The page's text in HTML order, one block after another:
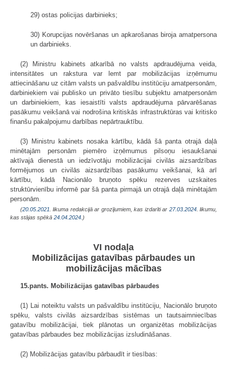
29) ostas policijas darbinieks;
30) Korupcijas novēršanas un apkarošanas biroja amatpersona
un darbinieks.
(2) Ministru kabinets atkarībā no valsts apdraudējuma veida,
intensitātes un rakstura var lemt par mobilizācijas izņēmumu
attiecināšanu uz citām valsts un pašvaldību institūciju amatpersonām,
darbiniekiem vai publisko un privāto tiesību subjektu amatpersonām
un darbiniekiem, kas iesaistīti valsts apdraudējuma pārvarēšanas
pasākumu veikšanā vai nodrošina kritiskās infrastruktūras vai kritisko
finanšu pakalpojumu darbības nepārtrauktību.
(3) Ministru kabinets nosaka kārtību, kādā šā panta otrajā daļā
minētajām personām piemēro izņēmumus pilsoņu iesaukšanai
aktīvajā dienestā un iedzīvotāju mobilizācijai civilās aizsardzības
formējumos un civilās aizsardzības pasākumu veikšanai, kā arī
kārtību, kādā Nacionālo bruņoto spēku rezerves uzskaites
struktūrvienību informē par šā panta pirmajā un otrajā daļā minētajām
personām.
(20.05.2021 . likuma redakcijā ar grozījumiem, kas izdarīti ar 27.03.2024. likumu,
kas stājas spēkā 24.04.2024. )
VI nodaļa
Mobilizācijas gatavības pārbaudes un
mobilizācijas mācības
15.pants. Mobilizācijas gatavības pārbaudes
(1) Lai noteiktu valsts un pašvaldību institūciju, Nacionālo bruņoto
spēku, valsts civilās aizsardzības sistēmas un tautsaimniecības
gatavību mobilizācijai, tiek plānotas un organizētas mobilizācijas
gatavības pārbaudes bez mobilizācijas izsludināšanas.
(2) Mobilizācijas gatavību pārbaudīt ir tiesības: